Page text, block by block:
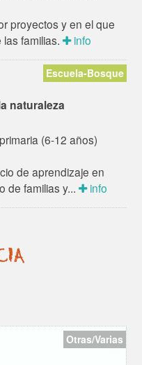
proyectos y en el que
familias.
info
Escuela-Bosque
naturaleza
primaria (6-12 años)
de aprendizaje en
de familias y...
info
Otras/Varias